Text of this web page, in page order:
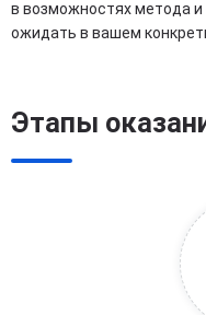
в возможностях метода
ожидать в вашем
Этапы